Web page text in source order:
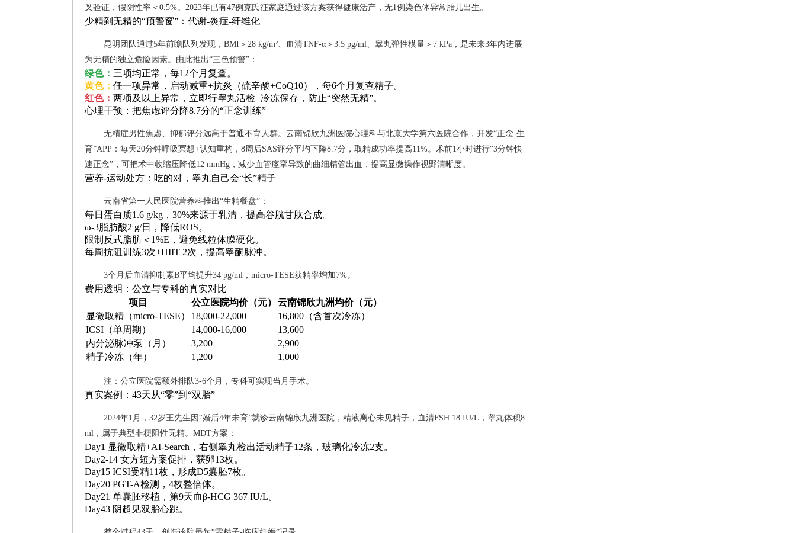
叉验证，假阴性率＜0.5%。2023年已有47例克氏征家庭通过该方案获得健康活产，无1例染色体异常胎儿出生。
少精到无精的“预警窗”：代谢-炎症-纤维化
昆明团队通过5年前瞻队列发现，BMI＞28 kg/m²、血清TNF-α＞3.5 pg/ml、睾丸弹性模量＞7 kPa，是未来3年内进展
为无精的独立危险因素。由此推出“三色预警”：
绿色： 三项均正常，每12个月复查。
黄色： 任一项异常，启动减重+抗炎（硫辛酸+CoQ10），每6个月复查精子。
红色： 两项及以上异常，立即行睾丸活检+冷冻保存，防止“突然无精”。
心理干预：把焦虑评分降8.7分的“正念训练”
无精症男性焦虑、抑郁评分远高于普通不育人群。云南锦欣九洲医院心理科与北京大学第六医院合作，开发“正念-生
育”APP：每天20分钟呼吸冥想+认知重构，8周后SAS评分平均下降8.7分，取精成功率提高11%。术前1小时进行“3分钟快
速正念”，可把术中收缩压降低12 mmHg，减少血管痉挛导致的曲细精管出血，提高显微操作视野清晰度。
营养-运动处方：吃的对，睾丸自己会“长”精子
云南省第一人民医院营养科推出“生精餐盘”：
每日蛋白质1.6 g/kg，30%来源于乳清，提高谷胱甘肽合成。
ω-3脂肪酸2 g/日，降低ROS。
限制反式脂肪＜1%E，避免线粒体膜硬化。
每周抗阻训练3次+HIIT 2次，提高睾酮脉冲。
3个月后血清抑制素B平均提升34 pg/ml，micro-TESE获精率增加7%。
费用透明：公立与专科的真实对比
项目
公立医院均价（元）
云南锦欣九洲均价（元）
显微取精（micro-TESE）
18,000-22,000
16,800（含首次冷冻）
ICSI（单周期）
14,000-16,000
13,600
内分泌脉冲泵（月）
3,200
2,900
精子冷冻（年）
1,200 1,000
注：公立医院需额外排队3-6个月，专科可实现当月手术。
真实案例：43天从“零”到“双胎”
2024年1月，32岁王先生因“婚后4年未育”就诊云南锦欣九洲医院，精液离心未见精子，血清FSH 18 IU/L，睾丸体积8
ml，属于典型非梗阻性无精。MDT方案：
Day1 显微取精+AI-Search，右侧睾丸检出活动精子12条，玻璃化冷冻2支。
Day2-14 女方短方案促排，获卵13枚。
Day15 ICSI受精11枚，形成D5囊胚7枚。
Day20 PGT-A检测，4枚整倍体。
Day21 单囊胚移植，第9天血β-HCG 367 IU/L。
Day43 阴超见双胎心跳。